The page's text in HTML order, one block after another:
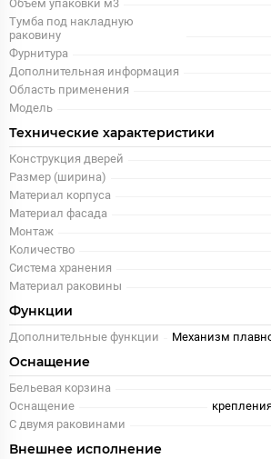
Объём упаковки м3
Тумба под накладную
раковину
Фурнитура
Дополнительная информация
Область применения
Модель
Технические характеристики
Конструкция дверей
Размер (ширина)
Материал корпуса
Материал фасада
Монтаж
Количество
Система хранения
Материал раковины
Функции
Дополнительные функции Механизм
Оснащение
Бельевая корзина
Оснащение
С двумя раковинами
Внешнее исполнение